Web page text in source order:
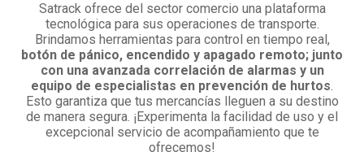
Satrack ofrece del sector comercio una plataforma
tecnológica para sus operaciones de transporte.
Brindamos herramientas para control en tiempo real,
botón de pánico, encendido y apagado remoto; junto
con una avanzada correlación de alarmas y un
equipo de especialistas en prevención de hurtos.
Esto garantiza que tus mercancías lleguen a su destino
de manera segura. ¡Experimenta la facilidad de uso y el
excepcional servicio de acompañamiento que te
ofrecemos!